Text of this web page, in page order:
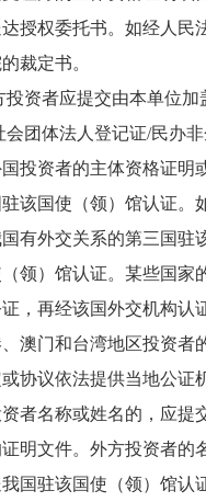
授权委托书。如经人民
裁定书。
投资者应提交由本单位
会团体法人登记证/民办
投资者的主体资格证明
该国使（领）馆认证。
有外交关系的第三国驻
领）馆认证。某些国家
，再经该国外交机构认
澳门和台湾地区投资者
协议依法提供当地公证
者名称或姓名的，应提
明文件。外方投资者的
国驻该国使（领）馆认